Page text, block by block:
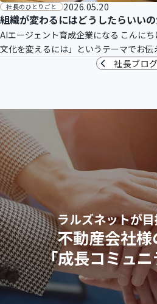
組織が変わるにはどうしたらいいの
AIエージェント育成企業になる こんに
文化を変えるには」というテーマでお伝
期に渡り力を発揮し続ける方法は一つ
社長のひとりごと 2026.05.20
社長ブロ
ラルズネットが目
不動産会社
「成長コミュ